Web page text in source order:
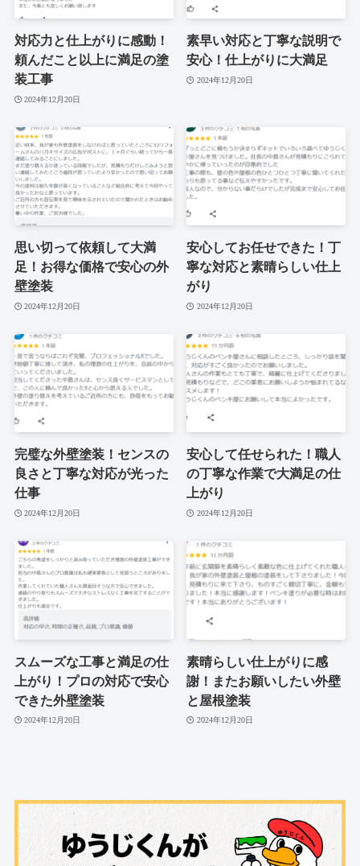
対応力と仕上がりに感動！
頼んだこと以上に満足の塗
装工事
2024年12月20日
素早い対応と丁寧な説明で
安心！仕上がりに大満足
2024年12月20日
思い切って依頼して大満
足！お得な価格で安心の外
壁塗装
2024年12月20日
安心してお任せできた！丁
寧な対応と素晴らしい仕上
がり
2024年12月20日
完璧な外壁塗装！センスの
良さと丁寧な対応が光った
仕事
2024年12月20日
安心して任せられた！職人
の丁寧な作業で大満足の仕
上がり
2024年12月20日
スムーズな工事と満足の仕
上がり！プロの対応で安心
できた外壁塗装
2024年12月20日
素晴らしい仕上がりに感
謝！またお願いしたい外壁
と屋根塗装
2024年12月20日